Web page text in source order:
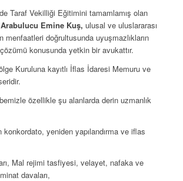
Taraf Vekilliği Eğitimini tamamlamış olan
Emine Kuş, ulusal ve uluslararası
menfaatleri doğrultusunda uyuşmazlıkların
konusunda yetkin bir avukattır.
Kuruluna kayıtlı İflas İdaresi Memuru ve
özellikle şu alanlarda derin uzmanlık
yeniden yapılandırma ve iflas
Mal rejimi tasfiyesi, velayet, nafaka ve
davaları,